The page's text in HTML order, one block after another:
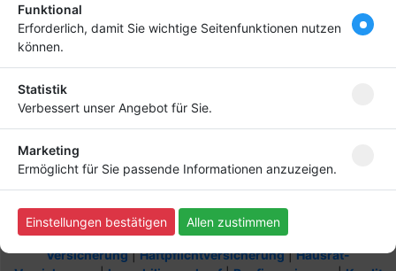
Ich willige ein, dass meine Angaben laut
Datenschutzerklärung zweckgebunden verarbeitet
Copyright(c) 2023 by Scriptfabrik Ltd | alle Rechte
Anti Schnarchring|TOP Handys und DSL|10 Tipps für den
schnellen Sofortkredit|KFZ-Versicherung
Versicherung|Haftpflichtversicherung|Hausrat-
Funktional
Erforderlich, damit Sie wichtige Seitenfunktionen nutzen
können.
Statistik
Verbessert unser Angebot für Sie.
Marketing
Ermöglicht für Sie passende Informationen anzuzeigen.
Einstellungen bestätigen Allen zustimmen